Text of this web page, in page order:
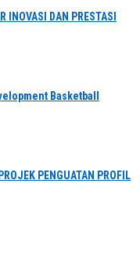
INOVASI DAN PRESTASI
Basketball
PENGUATAN PROFIL